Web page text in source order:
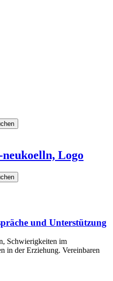
und Unterstützung
Schwierigkeiten im
in der Erziehung. Vereinbaren